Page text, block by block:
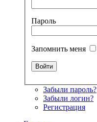
Пароль
Запомнить меня
Забыли пароль?
Забыли логин?
Регистрация